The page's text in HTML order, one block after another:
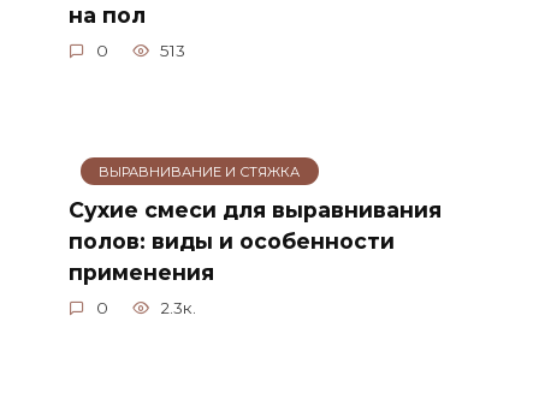
на пол
0 513
ВЫРАВНИВАНИЕ И СТЯЖКА
Сухие смеси для выравнивания
полов: виды и особенности
применения
0 2.3к.